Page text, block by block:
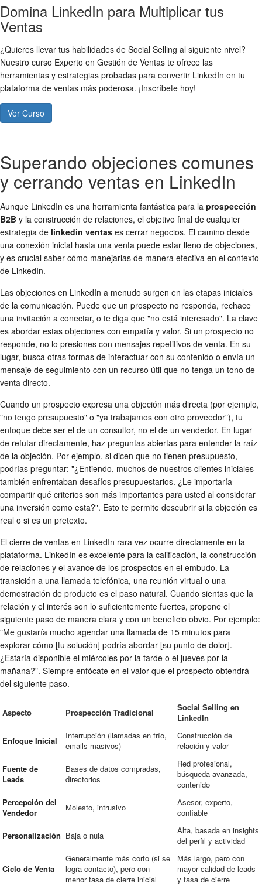
Domina LinkedIn para Multiplicar tus
Ventas
¿Quieres llevar tus habilidades de Social Selling al siguiente nivel?
Nuestro curso Experto en Gestión de Ventas te ofrece las
herramientas y estrategias probadas para convertir LinkedIn en tu
plataforma de ventas más poderosa. ¡Inscríbete hoy!
Ver Curso
Superando objeciones comunes
y cerrando ventas en LinkedIn
Aunque LinkedIn es una herramienta fantástica para la prospección
B2B y la construcción de relaciones, el objetivo final de cualquier
estrategia de linkedin ventas es cerrar negocios. El camino desde
una conexión inicial hasta una venta puede estar lleno de objeciones,
y es crucial saber cómo manejarlas de manera efectiva en el contexto
de LinkedIn.
Las objeciones en LinkedIn a menudo surgen en las etapas iniciales
de la comunicación. Puede que un prospecto no responda, rechace
una invitación a conectar, o te diga que "no está interesado". La clave
es abordar estas objeciones con empatía y valor. Si un prospecto no
responde, no lo presiones con mensajes repetitivos de venta. En su
lugar, busca otras formas de interactuar con su contenido o envía un
mensaje de seguimiento con un recurso útil que no tenga un tono de
venta directo.
Cuando un prospecto expresa una objeción más directa (por ejemplo,
"no tengo presupuesto" o "ya trabajamos con otro proveedor"), tu
enfoque debe ser el de un consultor, no el de un vendedor. En lugar
de refutar directamente, haz preguntas abiertas para entender la raíz
de la objeción. Por ejemplo, si dicen que no tienen presupuesto,
podrías preguntar: "¿Entiendo, muchos de nuestros clientes iniciales
también enfrentaban desafíos presupuestarios. ¿Le importaría
compartir qué criterios son más importantes para usted al considerar
una inversión como esta?". Esto te permite descubrir si la objeción es
real o si es un pretexto.
El cierre de ventas en LinkedIn rara vez ocurre directamente en la
plataforma. LinkedIn es excelente para la calificación, la construcción
de relaciones y el avance de los prospectos en el embudo. La
transición a una llamada telefónica, una reunión virtual o una
demostración de producto es el paso natural. Cuando sientas que la
relación y el interés son lo suficientemente fuertes, propone el
siguiente paso de manera clara y con un beneficio obvio. Por ejemplo:
"Me gustaría mucho agendar una llamada de 15 minutos para
explorar cómo [tu solución] podría abordar [su punto de dolor].
¿Estaría disponible el miércoles por la tarde o el jueves por la
mañana?". Siempre enfócate en el valor que el prospecto obtendrá
del siguiente paso.
Aspecto Prospección Tradicional
Social Selling en
LinkedIn
Enfoque Inicial
Interrupción (llamadas en frío,
emails masivos)
Construcción de
relación y valor
Fuente de
Leads
Bases de datos compradas,
directorios
Red profesional,
búsqueda avanzada,
contenido
Percepción del
Vendedor
Molesto, intrusivo
Asesor, experto,
confiable
Personalización Baja o nula
Alta, basada en insights
del perfil y actividad
Ciclo de Venta
Generalmente más corto (si se
logra contacto), pero con
menor tasa de cierre inicial
Más largo, pero con
mayor calidad de leads
y tasa de cierre